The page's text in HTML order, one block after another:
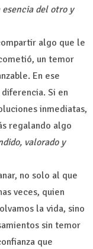
del otro y
algo que le
un temor
En ese
Si en
inmediatas,
regalando algo
valorado y
no solo al que
veces, quien
la vida, sino
sin temor
que